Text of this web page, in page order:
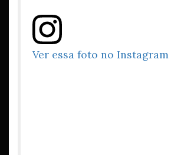
Ver essa foto no Instagram